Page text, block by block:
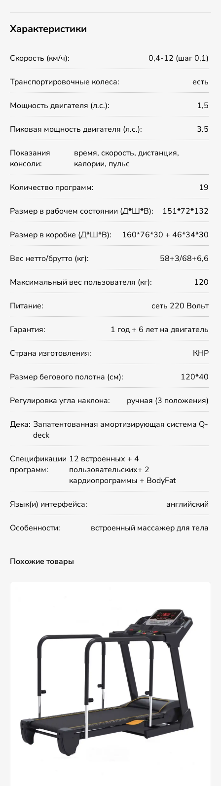
Характеристики
Скорость (км/ч): 0,4-12 (шаг 0,1)
Транспортировочные колеса: есть
Мощность двигателя (л.с.): 1,5
Пиковая мощность двигателя (л.с.): 3.5
Показания
консоли:
время, скорость, дистанция,
калории, пульс
Количество программ: 19
Размер в рабочем состоянии (Д*Ш*В): 151*72*132
Размер в коробке (Д*Ш*В): 160*76*30 + 46*34*30
Вес нетто/брутто (кг): 58+3/68+6,6
Максимальный вес пользователя (кг): 120
Питание: сеть 220 Вольт
Гарантия: 1 год + 6 лет на двигатель
Страна изготовления: КНР
Размер бегового полотна (см): 120*40
Регулировка угла наклона: ручная (3 положения)
Дека: Запатентованная амортизирующая система Q-
deck
Спецификации
программ:
12 встроенных + 4
пользовательских+ 2
кардиопрограммы + BodyFat
Язык(и) интерфейса: английский
Особенности: встроенный массажер для тела
Похожие товары